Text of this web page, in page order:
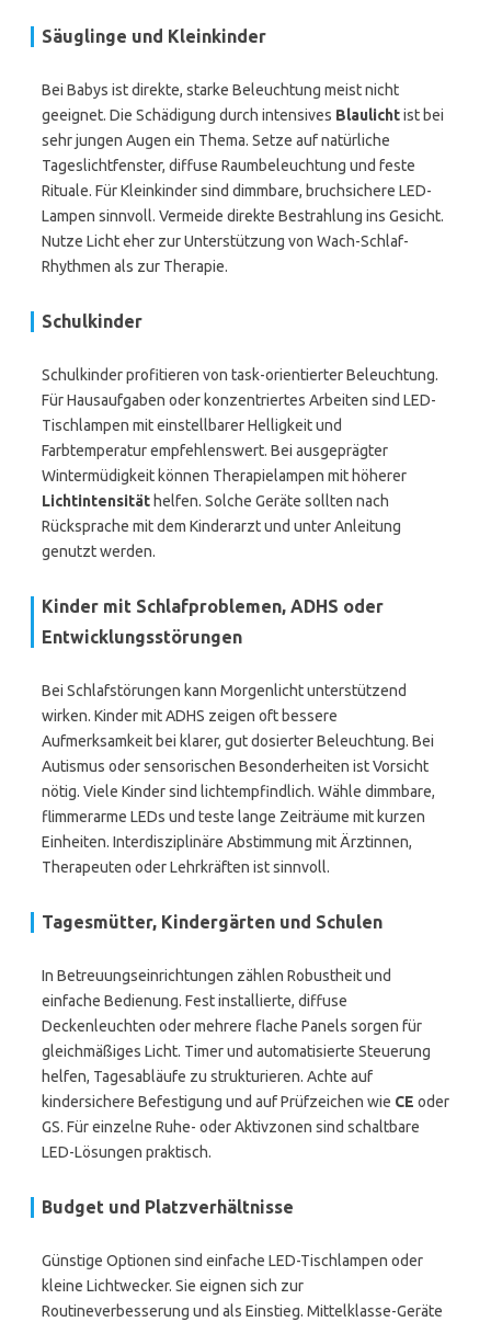
Säuglinge und Kleinkinder
Bei Babys ist direkte, starke Beleuchtung meist nicht
geeignet. Die Schädigung durch intensives Blaulichtist bei
sehr jungen Augen ein Thema. Setze auf natürliche
Tageslichtfenster, diffuse Raumbeleuchtung und feste
Rituale. Für Kleinkinder sind dimmbare, bruchsichere LED-
Lampen sinnvoll. Vermeide direkte Bestrahlung ins Gesicht.
Nutze Licht eher zur Unterstützung von Wach-Schlaf-
Rhythmen als zur Therapie.
Schulkinder
Schulkinder profitieren von task-orientierter Beleuchtung.
Für Hausaufgaben oder konzentriertes Arbeiten sind LED-
Tischlampen mit einstellbarer Helligkeit und
Farbtemperatur empfehlenswert. Bei ausgeprägter
Wintermüdigkeit können Therapielampen mit höherer
Lichtintensität helfen. Solche Geräte sollten nach
Rücksprache mit dem Kinderarzt und unter Anleitung
genutzt werden.
Kinder mit Schlafproblemen, ADHS oder
Entwicklungsstörungen
Bei Schlafstörungen kann Morgenlicht unterstützend
wirken. Kinder mit ADHS zeigen oft bessere
Aufmerksamkeit bei klarer, gut dosierter Beleuchtung. Bei
Autismus oder sensorischen Besonderheiten ist Vorsicht
nötig. Viele Kinder sind lichtempfindlich. Wähle dimmbare,
flimmerarme LEDs und teste lange Zeiträume mit kurzen
Einheiten. Interdisziplinäre Abstimmung mit Ärztinnen,
Therapeuten oder Lehrkräften ist sinnvoll.
Tagesmütter, Kindergärten und Schulen
In Betreuungseinrichtungen zählen Robustheit und
einfache Bedienung. Fest installierte, diffuse
Deckenleuchten oder mehrere flache Panels sorgen für
gleichmäßiges Licht. Timer und automatisierte Steuerung
helfen, Tagesabläufe zu strukturieren. Achte auf
kindersichere Befestigung und auf Prüfzeichen wie CE oder
GS. Für einzelne Ruhe- oder Aktivzonen sind schaltbare
LED-Lösungen praktisch.
Budget und Platzverhältnisse
Günstige Optionen sind einfache LED-Tischlampen oder
kleine Lichtwecker. Sie eignen sich zur
Routineverbesserung und als Einstieg. Mittelklasse-Geräte